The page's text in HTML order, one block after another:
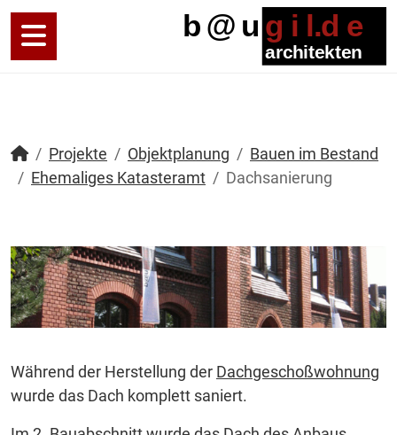
Projekte Objektplanung
Bauen im Bestand
Ehemaliges Katasteramt
Dachsanierung
Während der Herstellung der Dachgeschoßwohnung
wurde das Dach komplett saniert.